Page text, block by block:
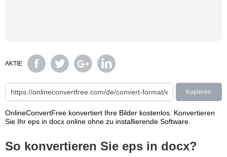
AKTIE
Kopieren
OnlineConvertFree konvertiert Ihre Bilder kostenlos. Konvertieren
Sie Ihr eps in docx online ohne zu installierende Software.
So konvertieren Sie eps in docx?